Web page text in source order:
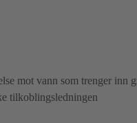
mot vann som trenger inn
tilkoblingsledningen